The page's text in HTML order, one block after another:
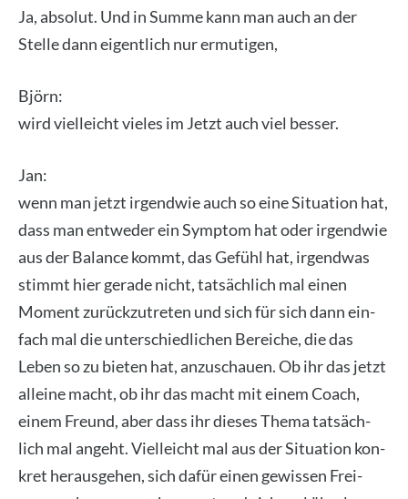
Ja, abso­lut. Und in Sum­me kann man auch an der
Stel­le dann eigent­lich nur ermu­ti­gen,
Björn:
wird viel­leicht vie­les im Jetzt auch viel bes­ser.
Jan:
wenn man jetzt irgend­wie auch so eine Situa­ti­on hat,
dass man ent­we­der ein Sym­ptom hat oder irgend­wie
aus der Balan­ce kommt, das Gefühl hat, irgend­was
stimmt hier gera­de nicht, tat­säch­lich mal einen
Moment zurück­zu­tre­ten und sich für sich dann ein­
fach mal die unter­schied­li­chen Berei­che, die das
Leben so zu bie­ten hat, anzu­schau­en. Ob ihr das jetzt
allei­ne macht, ob ihr das macht mit einem Coach,
einem Freund, aber dass ihr die­ses The­ma tat­säch­
lich mal angeht. Viel­leicht mal aus der Situa­ti­on kon­
kret her­aus­ge­hen, sich dafür einen gewis­sen Frei­